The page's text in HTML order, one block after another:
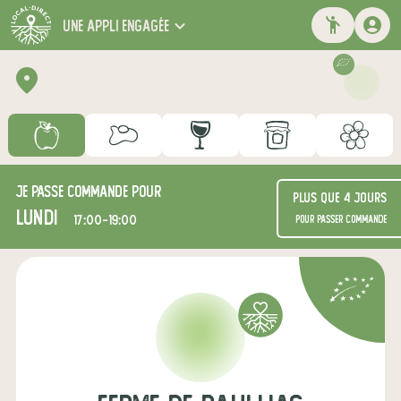
une appli engagée
Je passe commande pour
lundi 17:00-19:00
Plus que 4 jours
pour passer commande